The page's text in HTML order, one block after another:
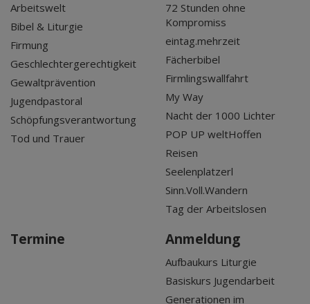
Arbeitswelt
Bibel & Liturgie
Firmung
Geschlechtergerechtigkeit
Gewaltprävention
Jugendpastoral
Schöpfungsverantwortung
Tod und Trauer
72 Stunden ohne
Kompromiss
eintag.mehrzeit
Fächerbibel
Firmlingswallfahrt
My Way
Nacht der 1000 Lichter
POP UP weltHoffen
Reisen
Seelenplatzerl
Sinn.Voll.Wandern
Tag der Arbeitslosen
Termine Anmeldung
Aufbaukurs Liturgie
Basiskurs Jugendarbeit
Generationen im